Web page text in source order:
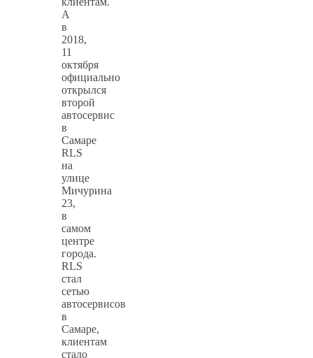
А
в
2018,
11
октября
официально
открылся
второй
автосервис
в
Самаре
RLS
на
улице
Мичурина
23,
в
самом
центре
города.
RLS
стал
сетью
автосервисов
в
Самаре,
клиентам
стало